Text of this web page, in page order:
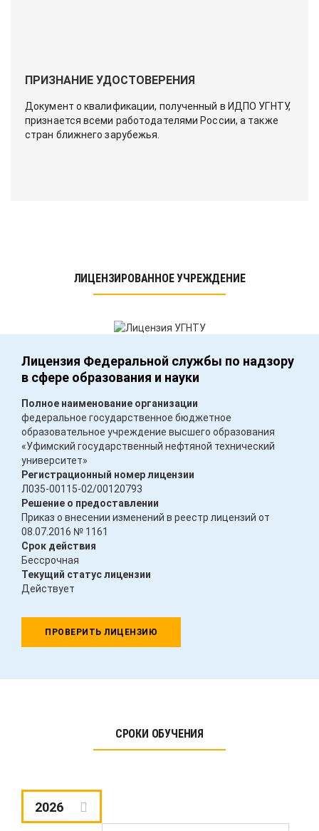
ПРИЗНАНИЕ УДОСТОВЕРЕНИЯ
Документ о квалификации, полученный в ИДПО УГНТУ,
признается всеми работодателями России, а также
стран ближнего зарубежья.
ЛИЦЕНЗИРОВАННОЕ УЧРЕЖДЕНИЕ
Лицензия Федеральной службы по надзору
в сфере образования и науки
Полное наименование организации
федеральное государственное бюджетное
образовательное учреждение высшего образования
«Уфимский государственный нефтяной технический
университет»
Регистрационный номер лицензии
Л035-00115-02/00120793
Решение о предоставлении
Приказ о внесении изменений в реестр лицензий от
08.07.2016 № 1161
Срок действия
Бессрочная
Текущий статус лицензии
Действует
ПРОВЕРИТЬ ЛИЦЕНЗИЮ
СРОКИ ОБУЧЕНИЯ
2026